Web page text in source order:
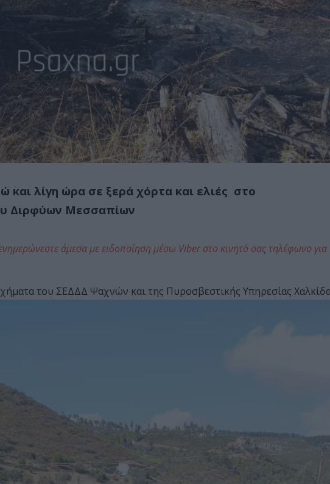
και λίγη ώρα σε ξερά χόρτα και ελιές στο
Διρφύων Μεσσαπίων
άμεσα με ειδοποίηση μέσω Viber στο κινητό σας τηλέφωνο για
του ΣΕΔΔΔ Ψαχνών και της Πυροσβεστικής Υπηρεσίας